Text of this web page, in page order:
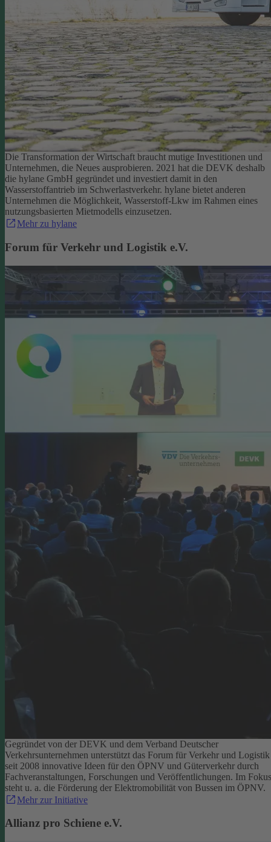
Die Transformation der Wirtschaft braucht mutige Investitionen und
Unternehmen, die Neues ausprobieren. 2021 hat die DEVK deshalb
die hylane GmbH gegründet und investiert damit in den
Wasserstoffantrieb im Schwerlastverkehr. hylane bietet anderen
Unternehmen die Möglichkeit, Wasserstoff-Lkw im Rahmen eines
nutzungsbasierten Mietmodells einzusetzen.
Mehr zu hylane
Forum für Verkehr und Logistik e.V.
Gegründet von der DEVK und dem Verband Deutscher
Verkehrsunternehmen unterstützt das Forum für Verkehr und Logistik
seit 2008 innovative Ideen für den ÖPNV und Güterverkehr durch
Fachveranstaltungen, Forschungen und Veröffentlichungen. Im Fokus
steht u. a. die Förderung der Elektromobilität von Bussen im ÖPNV.
Mehr zur Initiative
Allianz pro Schiene e.V.